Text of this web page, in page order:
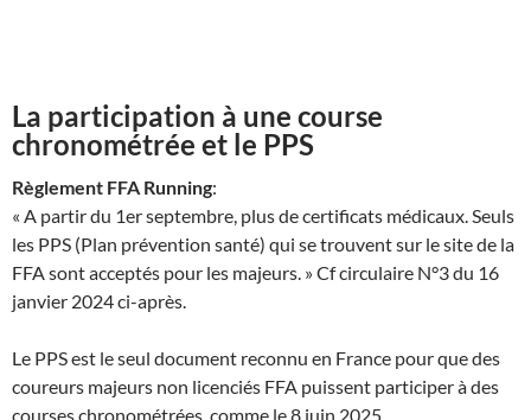
La participation à une course
chronométrée et le PPS
Règlement FFA Running:
« A partir du 1er septembre, plus de certificats médicaux. Seuls
les PPS (Plan prévention santé) qui se trouvent sur le site de la
FFA sont acceptés pour les majeurs. » Cf circulaire N°3 du 16
janvier 2024 ci-après.
Le PPS est le seul document reconnu en France pour que des
coureurs majeurs non licenciés FFA puissent participer à des
courses chronométrées, comme le 8 juin 2025